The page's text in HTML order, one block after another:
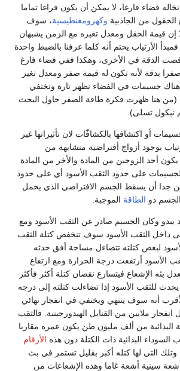
فضاء فارغا، لا يمكن أن يكون فراغا تماما
من الجاذبية وكهرومغنطيسية، سوف
إن قيمة الحقل ومعدل تغيره مع الزمن يشبهان
الأرتياب يحتم أنه كلما عرفنا بالضبط واحدة
الدقة في الأخرى، وهكذا ففي فضاء فارغ
بدقة لأنه تكون له قيمة صفر ومعدل تغير
هناك جسيمات في الفضاء تظهر تارة وتختفي
(من هنا ظهرت فكرة طاقة الصفر حاول البحث
نيكول تسلى).
أو اكتشافها بالكشافّات لان تأثيراتها غير
بوجود أزواج أفتراضية متشابهة من
أحد الزوجين من المادة والأخر من المادة
على حدود الثقب الأسود أي على حدود
جدا أن يسقط الجسم الافتراضي الذي يحمل
الجسم ذو الطاقة الموجبة.
يبدو وكان الجسيم صادر عن الثقب الأسود ومع
داخل الثقب الأسود سوف تنخفض كتلة الثقب
لبعض كتلته تتضاءل مساحة أفق حدثه
الأسود أرتفعت درجة الحرارة ومع ارتفاع
بثه الإشعاع فيتسارع نقصان كتلة أكثر فأكثر
يحدث للثقب الأسود إذا تضاءلت كتلته إلى درجه
أنه سوف ينتهي ويختفي في انفجار نهائي
ملايين من القنابل الهيدورجينية. فالثقب
البدائية من ألف مليون طن يكون عمره مقاربا
السوداء البدائية ذات الكتلة دون هذه الأرقام
التي لها كتله أكبر بقليل تستمر في بث
سينية أشعة غاما وهذه الإشعاعات من